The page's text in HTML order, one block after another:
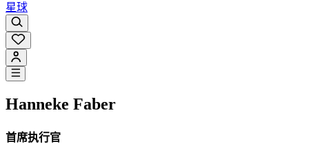
星球
Hanneke Faber
首席执行官